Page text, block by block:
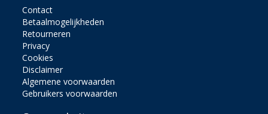
Contact
Betaalmogelijkheden
Retourneren
Privacy
Cookies
Disclaimer
Algemene voorwaarden
Gebruikers voorwaarden